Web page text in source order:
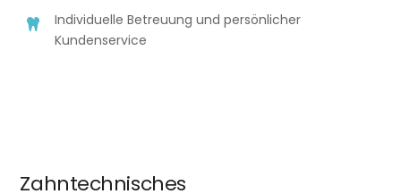
Individuelle Betreuung und persönlicher
Kundenservice
Zahntechnisches